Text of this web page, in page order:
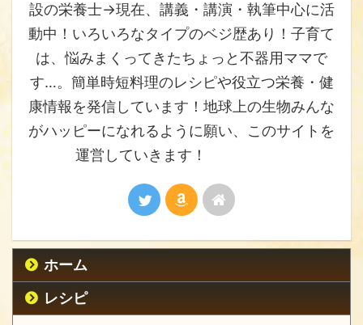
設の栄養士→現在、講義・講演・執筆中心に活
動中！いろいろなタイプのベジ歴あり！子育て
は、悩みまくってきたちょっと不器用ママで
す…。簡単時短料理のレシピや役立つ栄養・健
康情報を発信しています！地球上の生物みんな
がハッピーになれるように願い、このサイトを
運営していきます！
ホーム
レシピ